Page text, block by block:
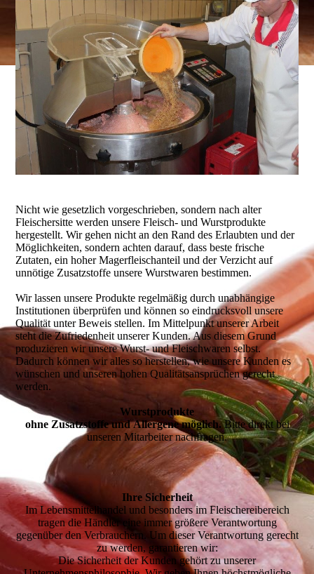
Nicht wie gesetzlich vorgeschrieben, sondern nach alter
Fleischersitte werden unsere Fleisch- und Wurstprodukte
hergestellt. Wir gehen nicht an den Rand des Erlaubten und der
Möglichkeiten, sondern achten darauf, dass beste frische
Zutaten, ein hoher Magerfleischanteil und der Verzicht auf
unnötige Zusatzstoffe unsere Wurstwaren bestimmen.
Wir lassen unsere Produkte regelmäßig durch unabhängige
Institutionen überprüfen und können so eindrucksvoll unsere
Qualität unter Beweis stellen. Im Mittelpunkt unserer Arbeit
steht die Zufriedenheit unserer Kunden. Aus diesem Grund
produzieren wir unsere Wurst- und Fleischwaren selbst.
Dadurch können wir alles so herstellen, wie unsere Kunden es
wünschen und unseren hohen Qualitätsansprüchen gerecht
werden.
Wurstprodukte
ohne Zusatzstoffe und Allergene möglich.Bitte direkt bei
unseren Mitarbeiter nachfragen.
Ihre Sicherheit
Im Lebensmittelhandel und besonders im Fleischereibereich
tragen die Händler eine immer größere Verantwortung
gegenüber den Verbrauchern. Um dieser Verantwortung gerecht
zu werden, garantieren wir:
Die Sicherheit der Kunden gehört zu unserer